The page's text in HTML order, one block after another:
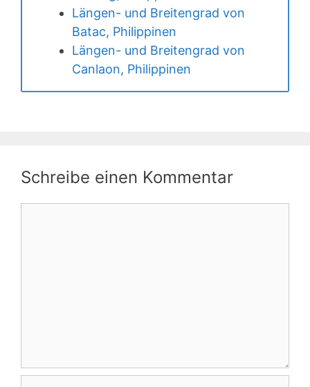
Längen- und Breitengrad von
Batac, Philippinen
Längen- und Breitengrad von
Canlaon, Philippinen
Schreibe einen Kommentar